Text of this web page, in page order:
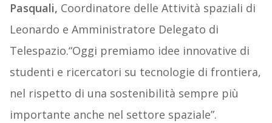
Pasquali, Coordinatore delle Attività spaziali di
Leonardo e Amministratore Delegato di
Telespazio.“Oggi premiamo idee innovative di
studenti e ricercatori su tecnologie di frontiera,
nel rispetto di una sostenibilità sempre più
importante anche nel settore spaziale”.